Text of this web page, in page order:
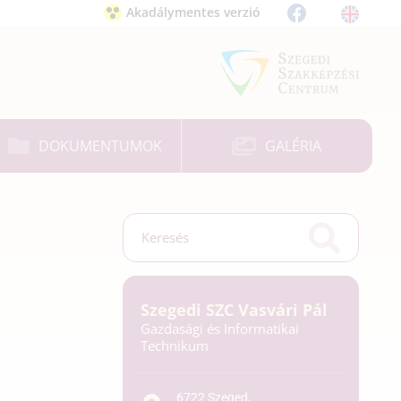
Akadálymentes verzió
DOKUMENTUMOK GALÉRIA
Szegedi SZC Vasvári Pál
Gazdasági és Informatikai
Technikum
6722 Szeged,